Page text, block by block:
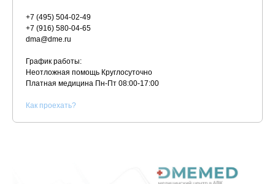
+7 (495) 504-02-49
+7 (916) 580-04-65
dma@dme.ru
График работы:
Неотложная помощь Круглосуточно
Платная медицина Пн-Пт 08:00-17:00
Как проехать?